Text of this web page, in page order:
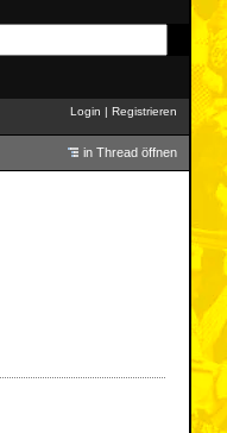
Login | Registrieren
in Thread öffnen